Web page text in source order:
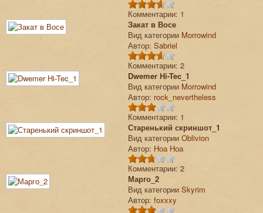
Комментарии: 1
Закат в Восе
Вид категории Morrowind
Автор: Sabriel
Комментарии: 2
Dwemer Hi-Tec_1
Вид категории Morrowind
Автор: rock_nevertheless
Комментарии: 1
Старенький скриншот_1
Вид категории Oblivion
Автор: Ноа Ноа
Комментарии: 2
Марго_2
Вид категории Skyrim
Автор: foxxxy